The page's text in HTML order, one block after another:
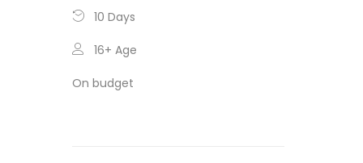
10 Days
16+ Age
On budget